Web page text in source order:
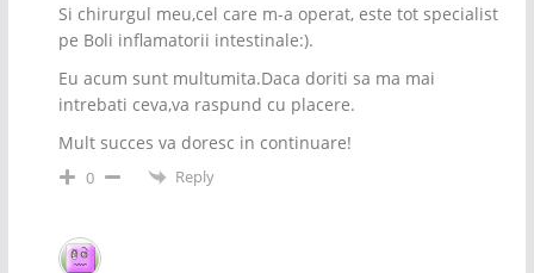
Si chirurgul meu,cel care m-a operat, este tot specialist
pe Boli inflamatorii intestinale:).
Eu acum sunt multumita.Daca doriti sa ma mai
intrebati ceva,va raspund cu placere.
Mult succes va doresc in continuare!
0 Reply